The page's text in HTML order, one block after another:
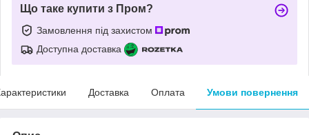
Що таке купити з Пром?
Замовлення під захистом
Доступна доставка
Доставка Оплата Умови повернення